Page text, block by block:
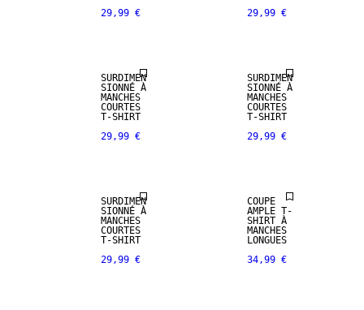
29,99 €
29,99 €
SURDIMEN
SIONNÉ À
MANCHES
COURTES
T-SHIRT
29,99 €
SURDIMEN
SIONNÉ À
MANCHES
COURTES
T-SHIRT
29,99 €
SURDIMEN
SIONNÉ À
MANCHES
COURTES
T-SHIRT
29,99 €
COUPE
AMPLE T-
SHIRT À
MANCHES
LONGUES
34,99 €